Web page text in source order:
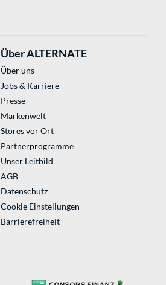
Über ALTERNATE
Über uns
Jobs & Karriere
Presse
Markenwelt
Stores vor Ort
Partnerprogramme
Unser Leitbild
AGB
Datenschutz
Cookie Einstellungen
Barrierefreiheit